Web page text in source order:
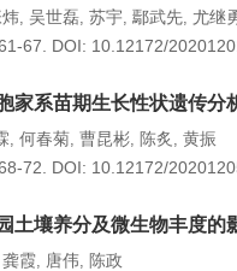
, 吴世磊, 苏宇, 鄢武先, 尤继
67.
DOI: 10.12172/
家系苗期生长性状遗传分
, 何春菊, 曹昆彬, 陈炙 , 黄振
72.
DOI: 10.12172/
土壤养分及微生物丰度的
龚霞, 唐伟, 陈政